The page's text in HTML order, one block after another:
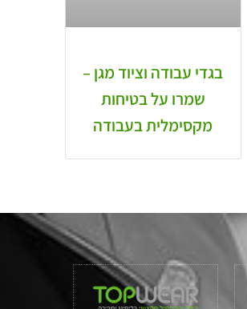
בגדי עבודה וציוד מגן –
שמרו על בטיחות
מקסימלית בעבודה